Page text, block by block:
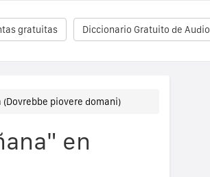
Diccionario Gratuito de Audio
gratuitas
piovere domani)
en